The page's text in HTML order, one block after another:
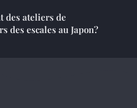
des ateliers de
des escales au Japon?